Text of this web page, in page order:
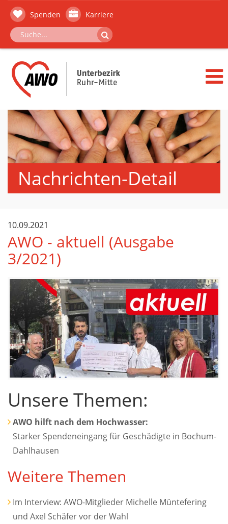
Spenden Karriere
Nachrichten-Detail
10.09.2021
AWO - aktuell (Ausgabe
3/2021)
Unsere Themen:
AWO hilft nach dem Hochwasser:
Starker Spendeneingang für Geschädigte in Bochum-
Dahlhausen
Weitere Themen
Im Interview: AWO-Mitglieder Michelle Müntefering
und Axel Schäfer vor der Wahl